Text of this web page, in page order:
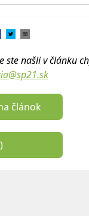
ste našli v článku
článok
)